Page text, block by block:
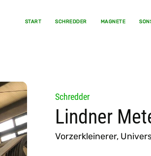
START SCHREDDER MAGNETE
Schredder
Lindner
Vorzerkleinerer,